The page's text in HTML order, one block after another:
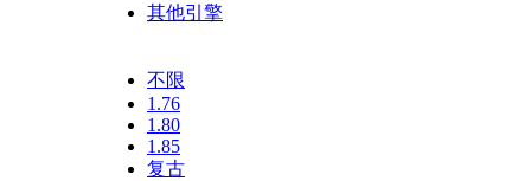
其他引擎
不限
1.76
1.80
1.85
复古